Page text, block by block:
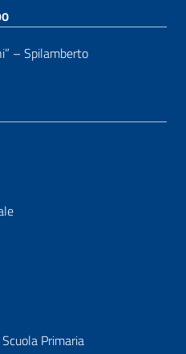
– Spilamberto
Primaria